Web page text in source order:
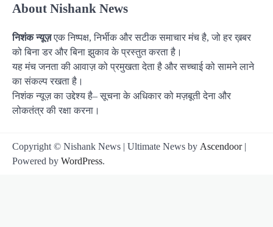
About Nishank News
निशंक न्यूज़एक निष्पक्ष, निर्भीक और सटीक समाचार मंच है, जो हर ख़बर
को बिना डर और बिना झुकाव के प्रस्तुत करता है।
यह मंच जनता की आवाज़ को प्रमुखता देता है और सच्चाई को सामने लाने
का संकल्प रखता है।
निशंक न्यूज़ का उद्देश्य है– सूचना के अधिकार को मज़बूती देना और
लोकतंत्र की रक्षा करना।
Copyright © Nishank News | Ultimate News by Ascendoor|
Powered by WordPress.